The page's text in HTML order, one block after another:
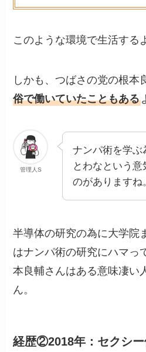
このような環境で生活する
しかも、つばさの党の根本
俗で働いていたこともある
管理人S
ナンパ術を学ぶ
とわなという
のがありますね
半導体の研究の為に大学院
はナンパ術の研究にハマっ
本良輔さんはある意味凄い
ん。
経歴②2018年：セクシ